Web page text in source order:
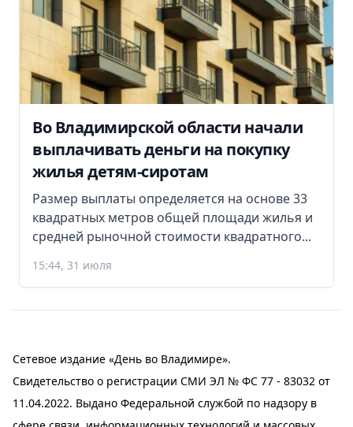
Во Владимирской области начали
выплачивать деньги на покупку
жилья детям-сиротам
Размер выплаты определяется на основе 33
квадратных метров общей площади жилья и
средней рыночной стоимости квадратного...
15:44, 31 июля
Сетевое издание «День во Владимире».
Свидетельство о регистрации СМИ ЭЛ № ФС 77 - 83032 от
11.04.2022. Выдано Федеральной службой по надзору в